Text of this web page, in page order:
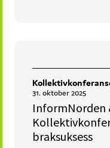
31. oktober 2025
InformNorden
braksuksess